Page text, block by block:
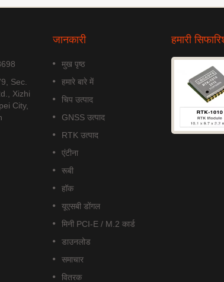
Sec.
Xizhi
City,
जानकारी
मुख पृष्ठ
हमारे बारे में
चिप उत्पाद
GNSS उत्पाद
RTK उत्पाद
एंटीना
रूबी
हॉक
यूएसबी डोंगल
मिनी PCI-E / M.2 कार्ड
डाउनलोड
समाचार
वितरक
हमारी
MGS-1513-52Q
MGS-1513-52Q एक पूर्ण स्टैंडअलोन
मल्टी-फ्रीक्वेंसी GNSS स्मार्ट एंटीना
मॉड्यूल है,...